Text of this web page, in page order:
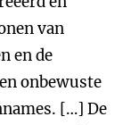
van
en de
onbewuste
[…] De